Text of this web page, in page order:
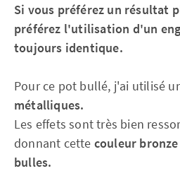
Si vous préférez un résultat
préférez l'utilisation d'un
toujours identique.
Pour ce pot bullé, j'ai utilisé
métalliques.
Les effets sont très bien
donnant cette couleur
bulles.